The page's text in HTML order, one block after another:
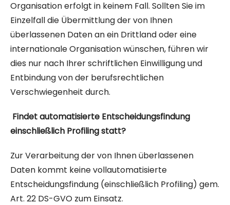
Organisation erfolgt in keinem Fall. Sollten Sie im
Einzelfall die Übermittlung der von Ihnen
überlassenen Daten an ein Drittland oder eine
internationale Organisation wünschen, führen wir
dies nur nach Ihrer schriftlichen Einwilligung und
Entbindung von der berufsrechtlichen
Verschwiegenheit durch.
Findet automatisierte Entscheidungsfindung
einschließlich Profiling statt?
Zur Verarbeitung der von Ihnen überlassenen
Daten kommt keine vollautomatisierte
Entscheidungsfindung (einschließlich Profiling) gem.
Art. 22 DS-GVO zum Einsatz.